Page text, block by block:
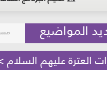
المواضيع
العترة عليهم